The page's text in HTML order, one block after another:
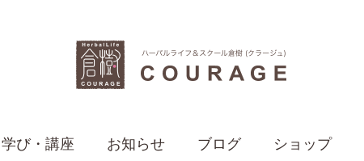
学び・講座 お知らせ ブログ ショップ